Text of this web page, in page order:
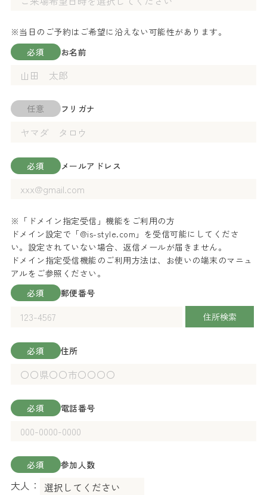
※当日のご予約はご希望に沿えない可能性があります。
お名前
必須
フリガナ
任意
メールアドレス
必須
※「ドメイン指定受信」機能をご利用の方
ドメイン設定で「@is-style.com」を受信可能にしてくださ
い。設定されていない場合、返信メールが届きません。
ドメイン指定受信機能のご利用方法は、お使いの端末のマニュ
アルをご参照ください。
郵便番号
必須
住所検索
住所
必須
電話番号
必須
参加人数
必須
大人：